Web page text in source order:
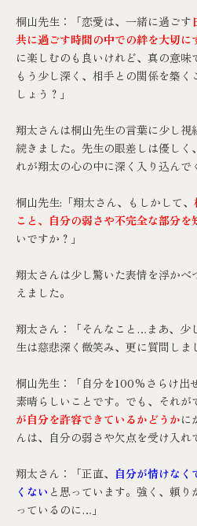
桐山先生：「恋愛は、一緒に過ごす
共に過ごす時間の中での絆を大切に
に楽しむのも良いけれど、真の意味
もう少し深く、相手との関係を築
しょう？」
翔太さんは桐山先生の言葉に少し視
続きました。先生の眼差しは優しく
れが翔太の心の中に深く入り込んで
桐山先生:「翔太さん、もしかして、
こと、自分の弱さや不完全な部分を
いですか？」
翔太さんは少し驚いた表情を浮か
えました。
翔太さん：「そんなこと…まあ、
生は慈悲深く微笑み、更に質問しま
桐山先生：「自分を100%さらけ出
素晴らしいことです。でも、それが
が自分を許容できているかどうかに
んは、自分の弱さや欠点を受け入れ
翔太さん：「正直、 自分が情けなく
くない と思っています。強く、頼
っているのに…」